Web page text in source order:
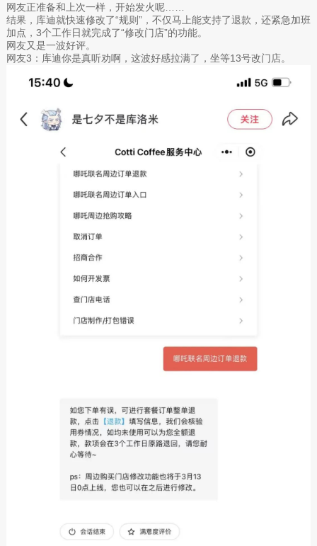
网友正准备和上次一样，开始发火呢……
结果，库迪就快速修改了“规则”，不仅马上能支持了退款，还紧急加班
加点，3个工作日就完成了“修改门店”的功能。
网友又是一波好评。
网友3：库迪你是真听劝啊，这波好感拉满了，坐等13号改门店。